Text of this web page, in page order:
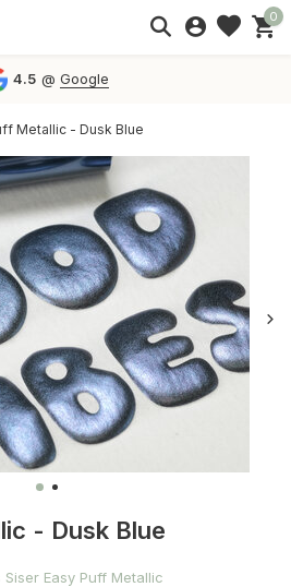
0
4.5 @Google
Metallic - Dusk Blue
- Dusk Blue
Siser Easy Puff Metallic